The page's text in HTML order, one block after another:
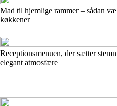
Mad til hjemlige rammer – sådan
køkkener
Receptionsmenuen, der sætter
elegant atmosfære